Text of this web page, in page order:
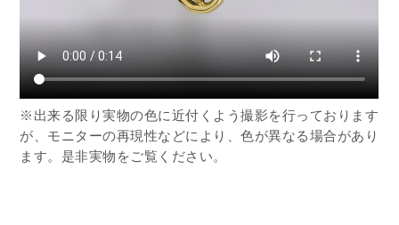
※出来る限り実物の色に近付くよう撮影を行っております
が、モニターの再現性などにより、色が異なる場合があり
ます。是非実物をご覧ください。